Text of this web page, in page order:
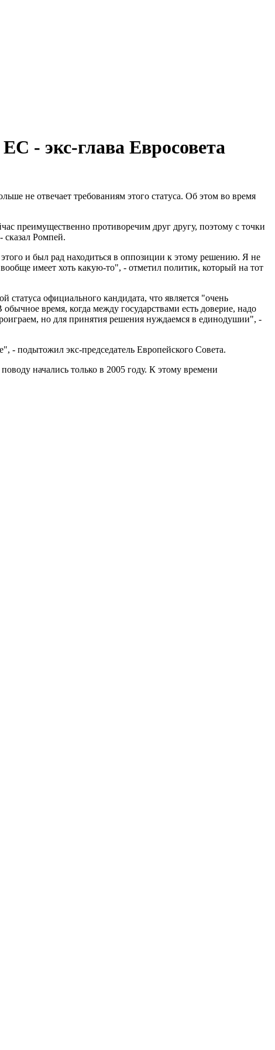
- экс-глава Евросовета
не отвечает требованиям этого статуса. Об этом во время
преимущественно противоречим друг другу, поэтому с точки
сказал Ромпей.
и был рад находиться в оппозиции к этому решению. Я не
имеет хоть какую-то", - отметил политик, который на тот
официального кандидата, что является "очень
время, когда между государствами есть доверие, надо
но для принятия решения нуждаемся в единодушии", -
- подытожил экс-председатель Европейского Совета.
начались только в 2005 году. К этому времени